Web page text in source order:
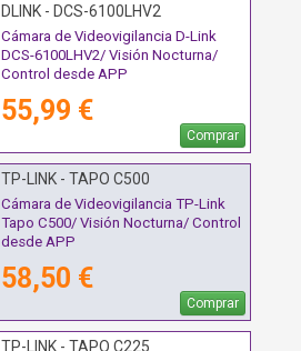
DLINK - DCS-6100LHV2
Cámara de Videovigilancia D-Link
DCS-6100LHV2/ Visión Nocturna/
Control desde APP
55,99 €
Comprar
TP-LINK - TAPO C500
Cámara de Videovigilancia TP-Link
Tapo C500/ Visión Nocturna/ Control
desde APP
58,50 €
Comprar
TP-LINK - TAPO C225